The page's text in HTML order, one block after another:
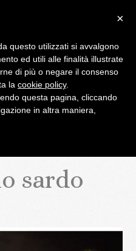
sardo
×
questo utilizzati si avvalgono
ed utili alle finalità illustrate
di più o negare il consenso
la cookie policy.
questa pagina, cliccando
in altra maniera,